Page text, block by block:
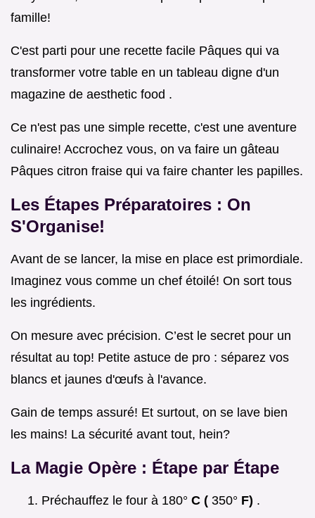
famille!
C'est parti pour une recette facile Pâques qui va
transformer votre table en un tableau digne d'un
magazine de aesthetic food .
Ce n'est pas une simple recette, c'est une aventure
culinaire! Accrochez vous, on va faire un gâteau
Pâques citron fraise qui va faire chanter les papilles.
Les Étapes Préparatoires : On
S'Organise!
Avant de se lancer, la mise en place est primordiale.
Imaginez vous comme un chef étoilé! On sort tous
les ingrédients.
On mesure avec précision. C’est le secret pour un
résultat au top! Petite astuce de pro : séparez vos
blancs et jaunes d'œufs à l'avance.
Gain de temps assuré! Et surtout, on se lave bien
les mains! La sécurité avant tout, hein?
La Magie Opère : Étape par Étape
Préchauffez le four à 180° C ( 350° F) .